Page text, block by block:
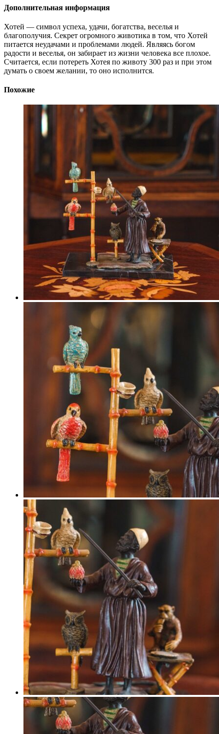
Дополнительная информация
Хотей — символ успеха, удачи, богатства, веселья и
благополучия. Секрет огромного животика в том, что Хотей
питается неудачами и проблемами людей. Являясь богом
радости и веселья, он забирает из жизни человека все плохое.
Считается, если потереть Хотея по животу 300 раз и при этом
думать о своем желании, то оно исполнится.
Похожие